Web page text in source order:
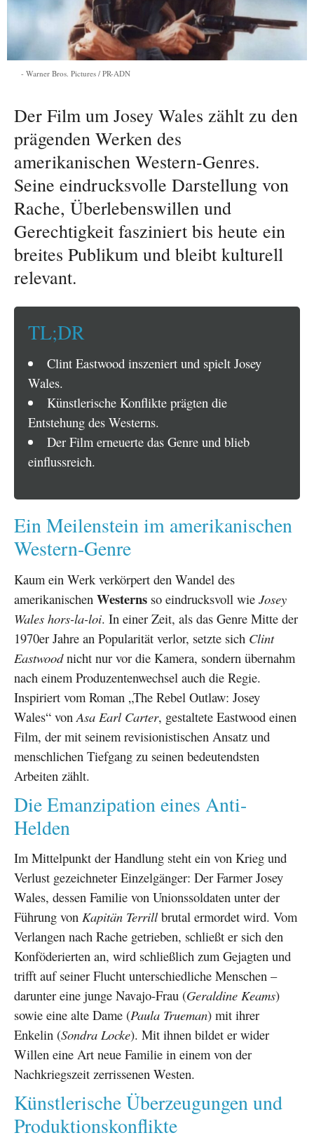
Warner Bros. Pictures / PR-ADN
Der Film um Josey Wales zählt zu den
prägenden Werken des
amerikanischen Western-Genres.
Seine eindrucksvolle Darstellung von
Rache, Überlebenswillen und
Gerechtigkeit fasziniert bis heute ein
breites Publikum und bleibt kulturell
relevant.
TL;DR
Clint Eastwood inszeniert und spielt Josey
Wales.
Künstlerische Konflikte prägten die
Entstehung des Westerns.
Der Film erneuerte das Genre und blieb
einflussreich.
Ein Meilenstein im amerikanischen
Western-Genre
Kaum ein Werk verkörpert den Wandel des
amerikanischen Westerns so eindrucksvoll wie Josey
Wales hors-la-loi. In einer Zeit, als das Genre Mitte der
1970er Jahre an Popularität verlor, setzte sich Clint
Eastwoodnicht nur vor die Kamera, sondern übernahm
nach einem Produzentenwechsel auch die Regie.
Inspiriert vom Roman „The Rebel Outlaw: Josey
Wales“ von Asa Earl Carter, gestaltete Eastwood einen
Film, der mit seinem revisionistischen Ansatz und
menschlichen Tiefgang zu seinen bedeutendsten
Arbeiten zählt.
Die Emanzipation eines Anti-
Helden
Im Mittelpunkt der Handlung steht ein von Krieg und
Verlust gezeichneter Einzelgänger: Der Farmer Josey
Wales, dessen Familie von Unionssoldaten unter der
Führung von Kapitän Terrill brutal ermordet wird. Vom
Verlangen nach Rache getrieben, schließt er sich den
Konföderierten an, wird schließlich zum Gejagten und
trifft auf seiner Flucht unterschiedliche Menschen –
darunter eine junge Navajo-Frau (Geraldine Keams)
sowie eine alte Dame (Paula Trueman) mit ihrer
Enkelin (Sondra Locke). Mit ihnen bildet er wider
Willen eine Art neue Familie in einem von der
Nachkriegszeit zerrissenen Westen.
Künstlerische Überzeugungen und
Produktionskonflikte